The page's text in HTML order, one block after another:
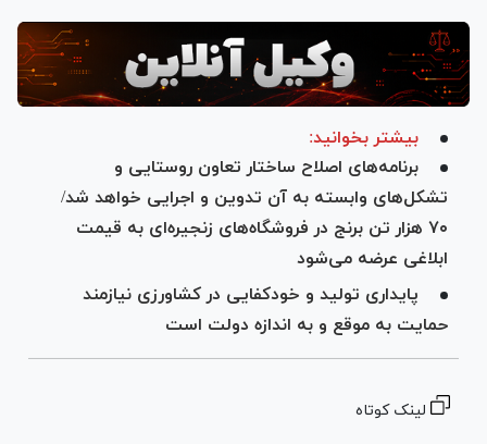
بیشتر بخوانید:
برنامه‌های اصلاح ساختار تعاون روستایی و
تشکل‌های وابسته به آن تدوین و اجرایی خواهد شد/
۷۰ هزار تن برنج در فروشگاه‌های زنجیره‌ای به قیمت
ابلاغی عرضه می‌شود
پایداری تولید و خودکفایی در کشاورزی نیازمند
حمایت به موقع و به اندازه دولت است
لینک کوتاه